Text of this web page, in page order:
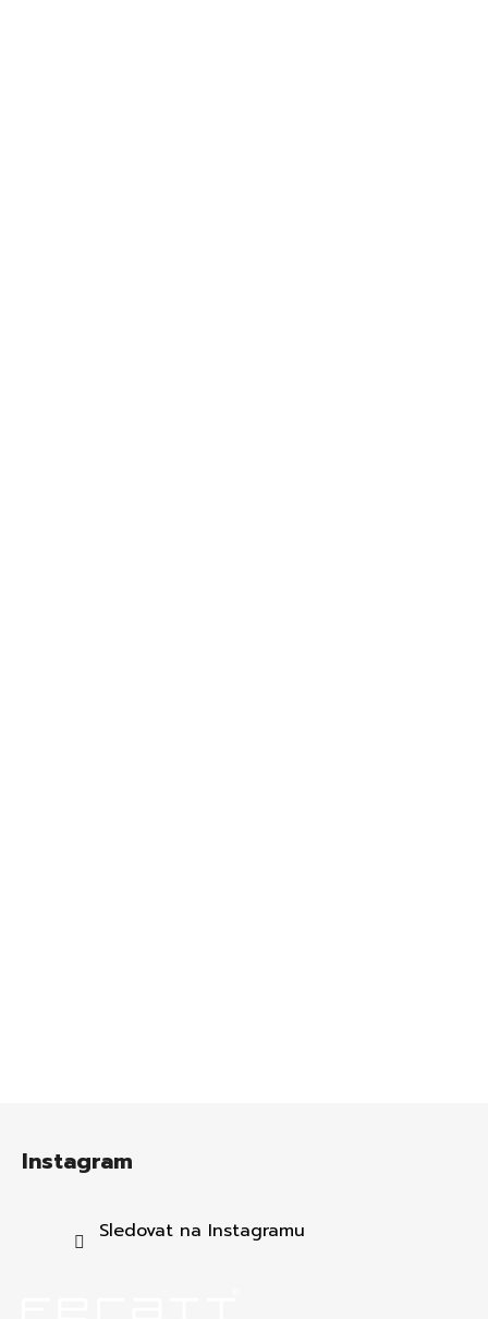
Instagram
Sledovat na Instagramu